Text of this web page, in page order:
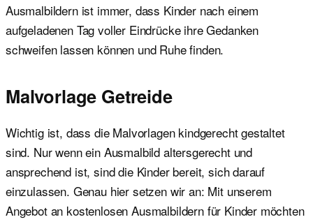
Ausmalbildern ist immer, dass Kinder nach einem
aufgeladenen Tag voller Eindrücke ihre Gedanken
schweifen lassen können und Ruhe finden.
Malvorlage Getreide
Wichtig ist, dass die Malvorlagen kindgerecht gestaltet
sind. Nur wenn ein Ausmalbild altersgerecht und
ansprechend ist, sind die Kinder bereit, sich darauf
einzulassen. Genau hier setzen wir an: Mit unserem
Angebot an kostenlosen Ausmalbildern für Kinder möchten